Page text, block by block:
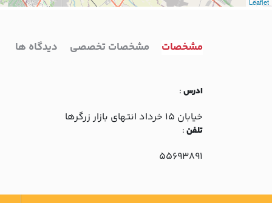
مشخصات مشخصات تخصصی دیدگاه ها
ادرس:
خيابان 15 خرداد انتهاي بازار زرگرها
تلفن:
55693891